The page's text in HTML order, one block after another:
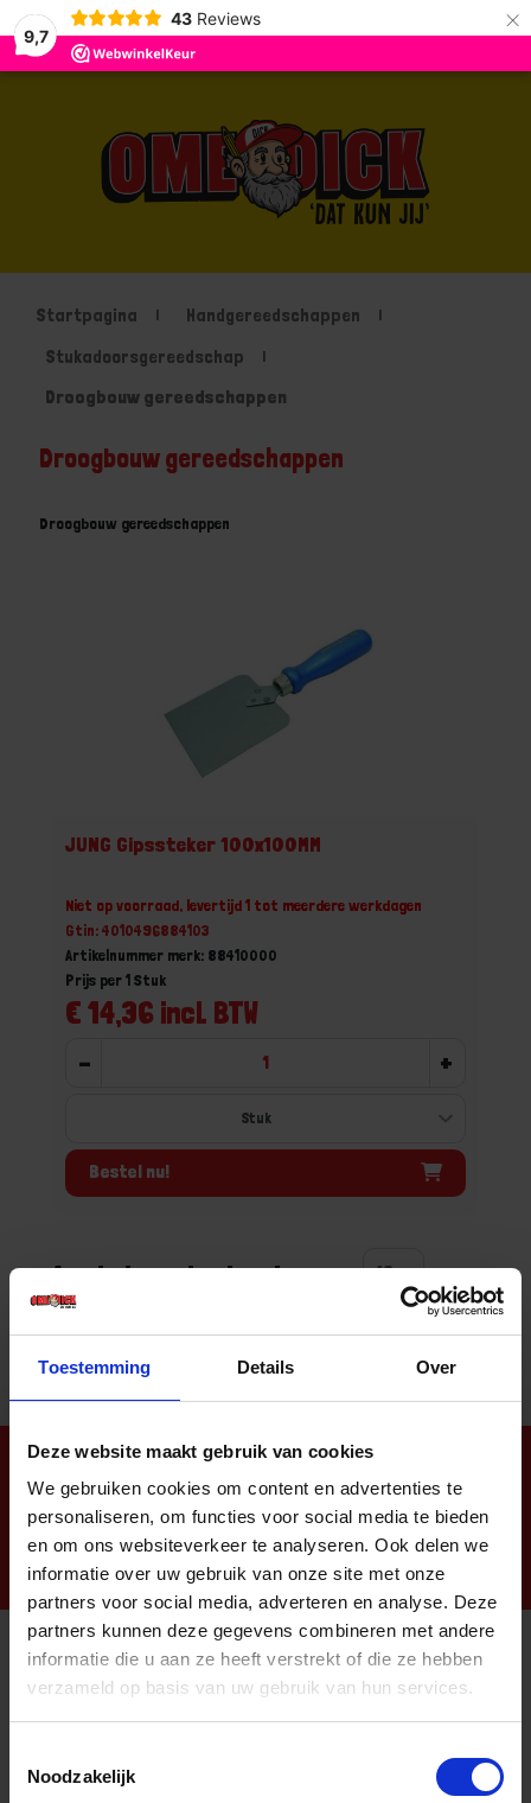
Toestemming Details Over
Deze website maakt gebruik van cookies
We gebruiken cookies om content en advertenties te
personaliseren, om functies voor social media te bieden
en om ons websiteverkeer te analyseren. Ook delen we
informatie over uw gebruik van onze site met onze
partners voor social media, adverteren en analyse. Deze
partners kunnen deze gegevens combineren met andere
informatie die u aan ze heeft verstrekt of die ze hebben
verzameld op basis van uw gebruik van hun services.
Noodzakelijk
9,7
43 Reviews ×
Startpagina
Handgereedschappen
Stukadoorsgereedschap
Droogbouw gereedschappen
Droogbouw gereedschappen
Droogbouw gereedschappen
JUNG Gipssteker 100x100MM
Niet op voorraad, levertijd 1 tot meerdere werkdagen
Gtin: 4010496884103
Artikelnummer merk: 88410000
€ 14,36 incl. BTW
Prijs per 1 Stuk
- +
Bestel nu!
Aantal producten tonen
Informatie
Sitemap
Algemene voorwaarden Ome Dick